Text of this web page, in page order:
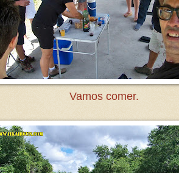
Vamos comer.